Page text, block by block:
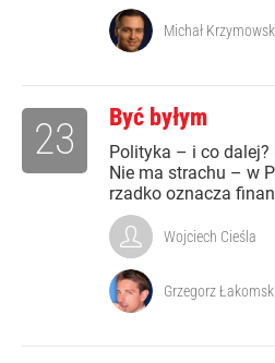
Michał
Być byłym
Polityka – i co dalej?
Nie ma strachu – w
rzadko oznacza
23
Wojciech Cieśla
Grzegorz Łakomski